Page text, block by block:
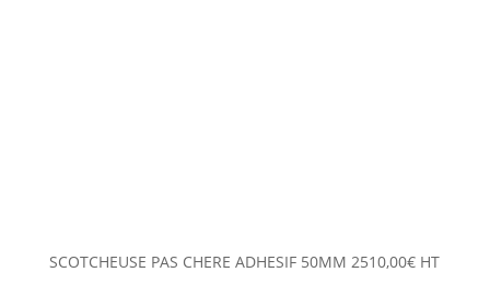
SCOTCHEUSE PAS CHERE ADHESIF 50MM 2510,00€ HT